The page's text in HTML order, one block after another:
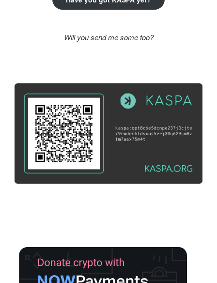
Will you send me some too?